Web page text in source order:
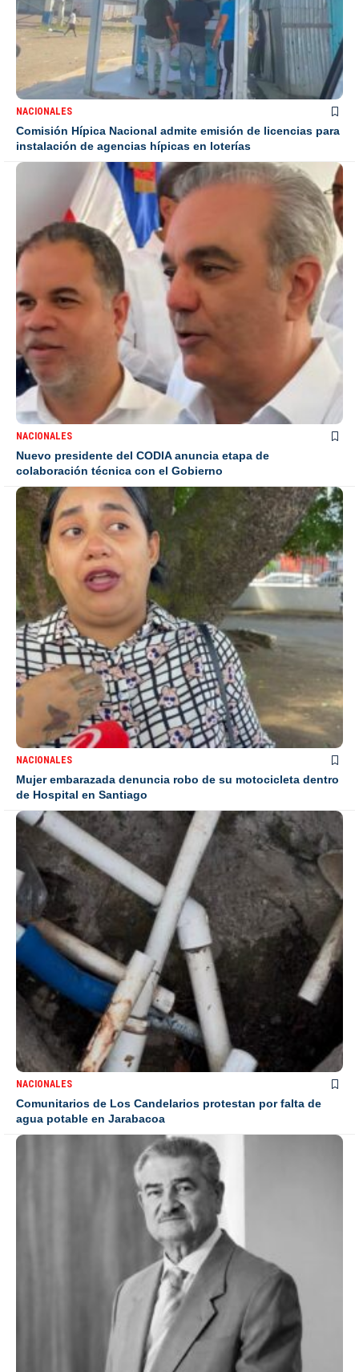
NACIONALES
Comisión Hípica Nacional admite emisión de licencias para
instalación de agencias hípicas en loterías
NACIONALES
Nuevo presidente del CODIA anuncia etapa de
colaboración técnica con el Gobierno
NACIONALES
Mujer embarazada denuncia robo de su motocicleta dentro
de Hospital en Santiago
NACIONALES
Comunitarios de Los Candelarios protestan por falta de
agua potable en Jarabacoa